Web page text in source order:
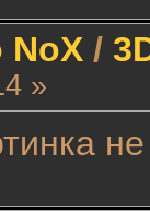
NoX/
»